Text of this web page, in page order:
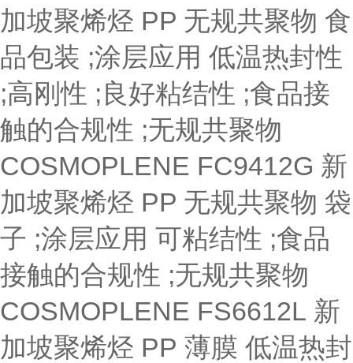
加坡聚烯烃 PP 无规共聚物 食
品包装 ;涂层应用 低温热封性
;高刚性 ;良好粘结性 ;食品接
触的合规性 ;无规共聚物
COSMOPLENE FC9412G 新
加坡聚烯烃 PP 无规共聚物 袋
子 ;涂层应用 可粘结性 ;食品
接触的合规性 ;无规共聚物
COSMOPLENE FS6612L 新
加坡聚烯烃 PP 薄膜 低温热封